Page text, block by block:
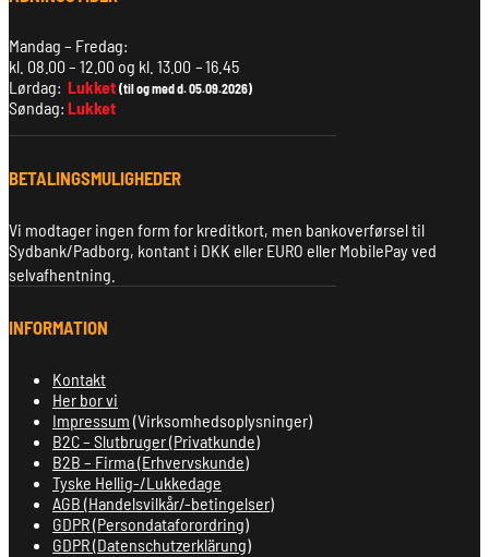
Mandag – Fredag:
kl. 08.00 – 12.00 og kl. 13.00 –16.45
Lørdag: Lukket (til og med d. 05.09.2026)
Søndag: Lukket
BETALINGSMULIGHEDER
Vi modtager ingen form for kreditkort, men bankoverførsel til
Sydbank/Padborg, kontant i DKK eller EURO eller MobilePay ved
selvafhentning.
INFORMATION
Kontakt
Her bor vi
Impressum (Virksomhedsoplysninger)
B2C – Slutbruger (Privatkunde)
B2B – Firma (Erhvervskunde)
Tyske Hellig-/Lukkedage
AGB (Handelsvilkår/-betingelser)
GDPR (Persondataforordring)
GDPR (Datenschutzerklärung)